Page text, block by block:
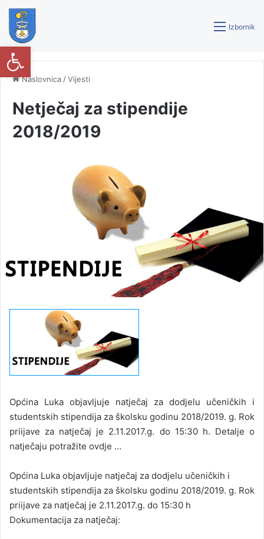
Izbornik
Naslovnica /Vijesti
Netječaj za stipendije
2018/2019
Općina Luka objavljuje natječaj za dodjelu učeničkih i
studentskih stipendija za školsku godinu 2018/2019. g. Rok
priijave za natječaj je 2.11.2017.g. do 15:30 h. Detalje o
natječaju potražite ovdje …
Općina Luka objavljuje natječaj za dodjelu učeničkih i
studentskih stipendija za školsku godinu 2018/2019. g. Rok
priijave za natječaj je 2.11.2017.g. do 15:30 h
Dokumentacija za natječaj:
Open toolbar